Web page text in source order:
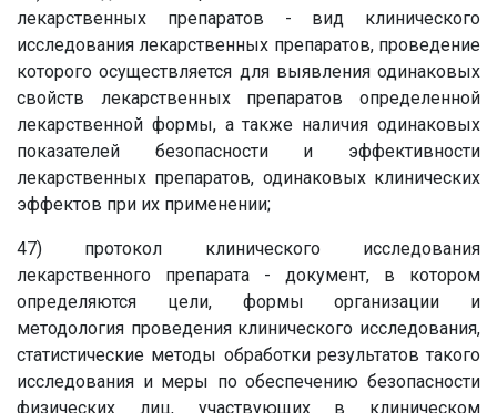
лекарственных препаратов - вид клинического
исследования лекарственных препаратов, проведение
которого осуществляется для выявления одинаковых
свойств лекарственных препаратов определенной
лекарственной формы, а также наличия одинаковых
показателей безопасности и эффективности
лекарственных препаратов, одинаковых клинических
эффектов при их применении;
47) протокол клинического исследования
лекарственного препарата - документ, в котором
определяются цели, формы организации и
методология проведения клинического исследования,
статистические методы обработки результатов такого
исследования и меры по обеспечению безопасности
физических лиц, участвующих в клиническом